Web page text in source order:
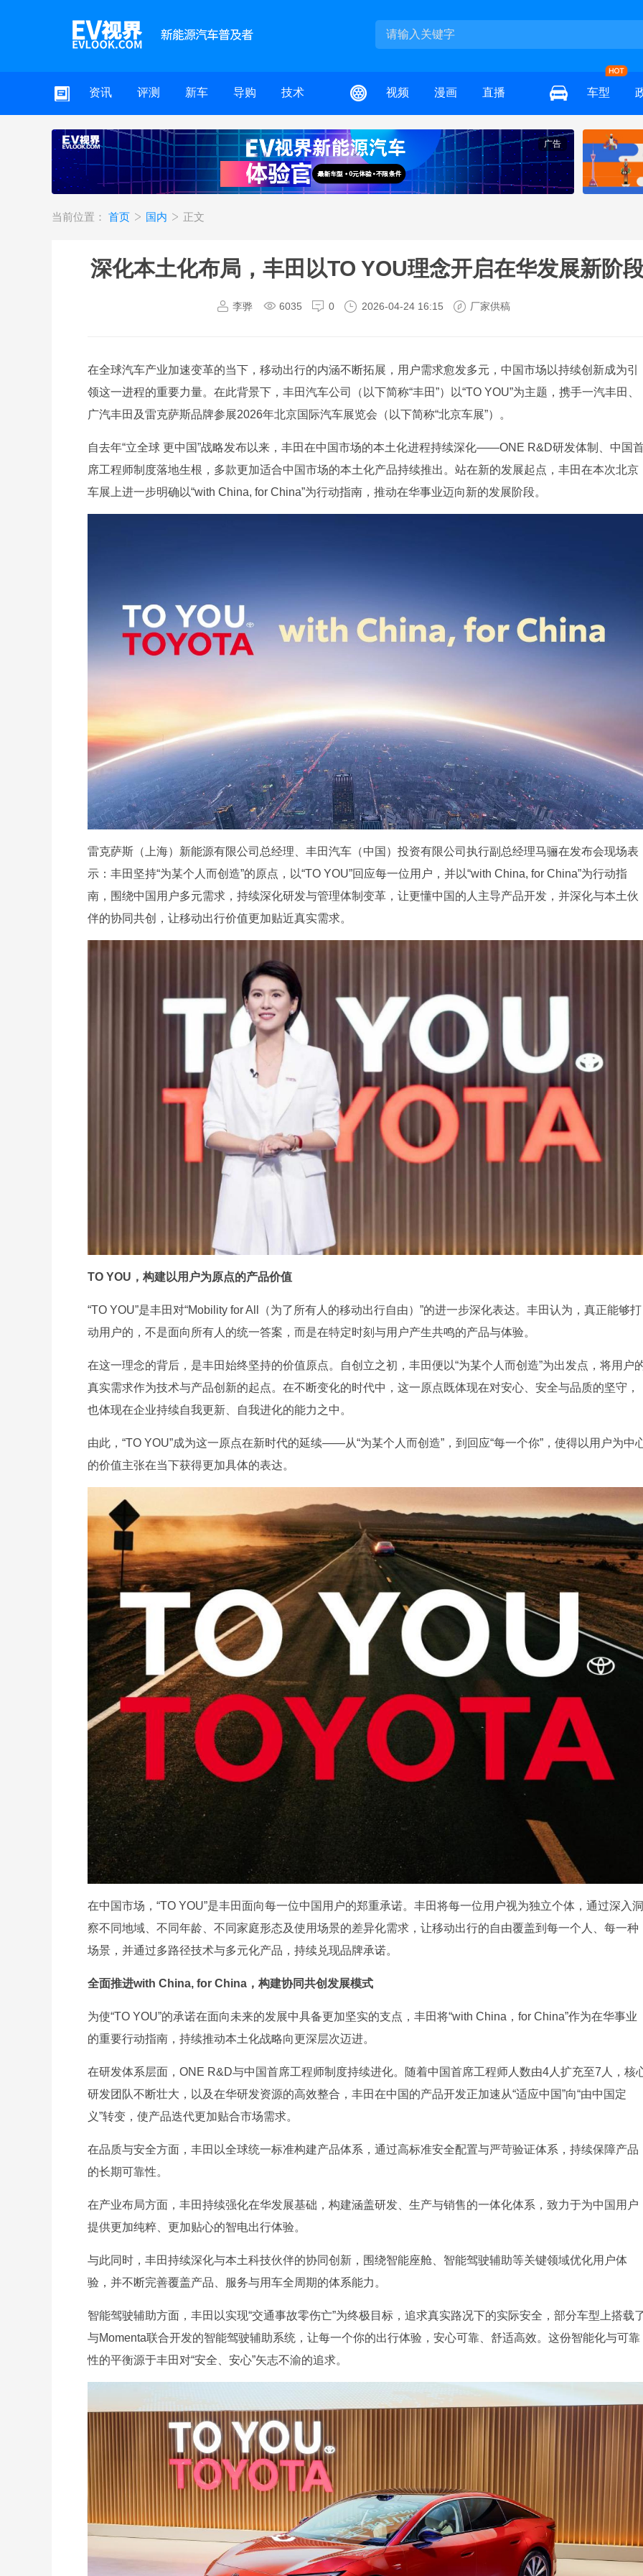
资讯 评测 新车 导购 技术 视频 漫画 直播 车型
广告
当前位置： 首页 国内 正文
深化本土化布局，丰田以TO YOU理念开启在华发展新阶
李骅 6035 0 2026-04-24 16:15 厂家供稿
在全球汽车产业加速变革的当下，移动出行的内涵不断拓展，用户需求愈发多元，中国市场以持续创新成为引
领这一进程的重要力量。在此背景下，丰田汽车公司（以下简称“丰田”）以“TO YOU”为主题，携手一汽丰田、
广汽丰田及雷克萨斯品牌参展2026年北京国际汽车展览会（以下简称“北京车展”）。
自去年“立全球 更中国”战略发布以来，丰田在中国市场的本土化进程持续深化——ONE R&D研发体制、中国
席工程师制度落地生根，多款更加适合中国市场的本土化产品持续推出。站在新的发展起点，丰田在本次北京
车展上进一步明确以“with China, for China”为行动指南，推动在华事业迈向新的发展阶段。
雷克萨斯（上海）新能源有限公司总经理、丰田汽车（中国）投资有限公司执行副总经理马骊在发布会现场表
示：丰田坚持“为某个人而创造”的原点，以“TO YOU”回应每一位用户，并以“with China, for China”为行动指
南，围绕中国用户多元需求，持续深化研发与管理体制变革，让更懂中国的人主导产品开发，并深化与本土伙
伴的协同共创，让移动出行价值更加贴近真实需求。
TO YOU，构建以用户为原点的产品价值
“TO YOU”是丰田对“Mobility for All（为了所有人的移动出行自由）”的进一步深化表达。丰田认为，真正能够打
动用户的，不是面向所有人的统一答案，而是在特定时刻与用户产生共鸣的产品与体验。
在这一理念的背后，是丰田始终坚持的价值原点。自创立之初，丰田便以“为某个人而创造”为出发点，将用户
真实需求作为技术与产品创新的起点。在不断变化的时代中，这一原点既体现在对安心、安全与品质的坚守，
也体现在企业持续自我更新、自我进化的能力之中。
由此，“TO YOU”成为这一原点在新时代的延续——从“为某个人而创造”，到回应“每一个你”，使得以用户为中
的价值主张在当下获得更加具体的表达。
在中国市场，“TO YOU”是丰田面向每一位中国用户的郑重承诺。丰田将每一位用户视为独立个体，通过深入洞
察不同地域、不同年龄、不同家庭形态及使用场景的差异化需求，让移动出行的自由覆盖到每一个人、每一种
场景，并通过多路径技术与多元化产品，持续兑现品牌承诺。
全面推进with China, for China，构建协同共创发展模式
为使“TO YOU”的承诺在面向未来的发展中具备更加坚实的支点，丰田将“with China，for China”作为在华事业
的重要行动指南，持续推动本土化战略向更深层次迈进。
在研发体系层面，ONE R&D与中国首席工程师制度持续进化。随着中国首席工程师人数由4人扩充至7人，核
研发团队不断壮大，以及在华研发资源的高效整合，丰田在中国的产品开发正加速从“适应中国”向“由中国定
义”转变，使产品迭代更加贴合市场需求。
在品质与安全方面，丰田以全球统一标准构建产品体系，通过高标准安全配置与严苛验证体系，持续保障产品
的长期可靠性。
在产业布局方面，丰田持续强化在华发展基础，构建涵盖研发、生产与销售的一体化体系，致力于为中国用户
提供更加纯粹、更加贴心的智电出行体验。
与此同时，丰田持续深化与本土科技伙伴的协同创新，围绕智能座舱、智能驾驶辅助等关键领域优化用户体
验，并不断完善覆盖产品、服务与用车全周期的体系能力。
智能驾驶辅助方面，丰田以实现“交通事故零伤亡”为终极目标，追求真实路况下的实际安全，部分车型上搭载
与Momenta联合开发的智能驾驶辅助系统，让每一个你的出行体验，安心可靠、舒适高效。这份智能化与可靠
性的平衡源于丰田对“安全、安心”矢志不渝的追求。